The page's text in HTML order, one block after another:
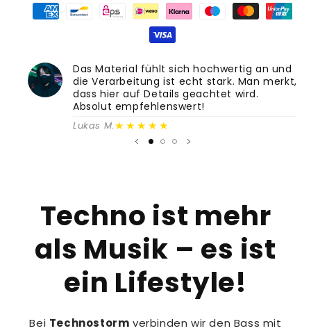
Das Material fühlt sich hochwertig an und
die Verarbeitung ist echt stark. Man merkt,
dass hier auf Details geachtet wird.
Absolut empfehlenswert!
Lukas M.★★★★★
Techno ist mehr
als Musik – es ist
ein Lifestyle!
Bei Technostorm verbinden wir den Bass mit